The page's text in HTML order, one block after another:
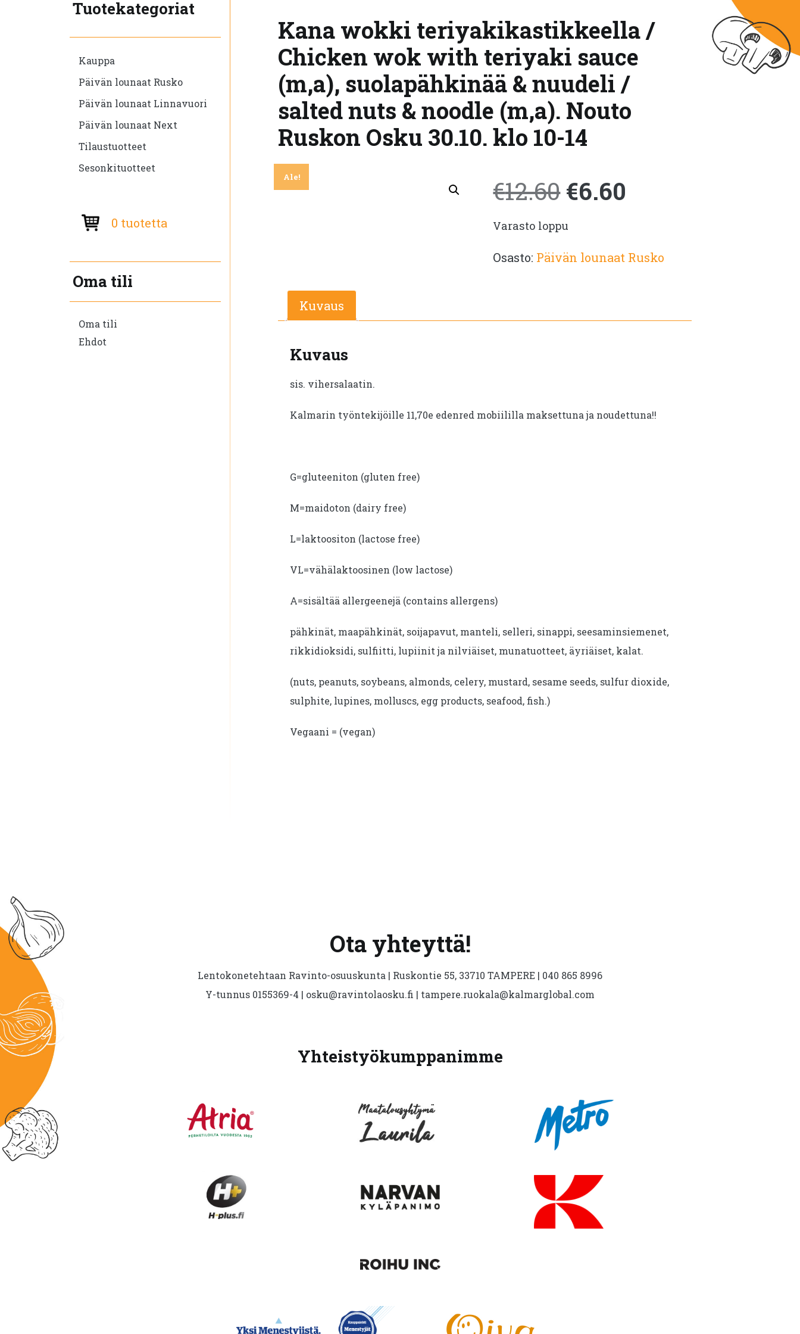
Tuotekategoriat
Kauppa
Päivän lounaat Rusko
Päivän lounaat Linnavuori
Päivän lounaat Next
Tilaustuotteet
Sesonkituotteet
0 tuotetta
Oma tili
Oma tili
Ehdot
Kana wokki teriyakikastikkeella /
Chicken wok with teriyaki sauce
(m,a), suolapähkinää & nuudeli /
salted nuts & noodle (m,a). Nouto
Ruskon Osku 30.10. klo 10-14
Ale! €12.60Alkuperäinen
hinta
€6.60
Varasto loppu
Osasto: Päivän lounaat Rusko
Kuvaus
Kuvaus
sis. vihersalaatin.
Kalmarin työntekijöille 11,70e edenred mobiililla maksettuna ja noudettuna!!
G=gluteeniton (gluten free)
M=maidoton (dairy free)
L=laktoositon (lactose free)
VL=vähälaktoosinen (low lactose)
A=sisältää allergeenejä (contains allergens)
pähkinät, maapähkinät, soijapavut, manteli, selleri, sinappi, seesaminsiemenet,
rikkidioksidi, sulfiitti, lupiinit ja nilviäiset, munatuotteet, äyriäiset, kalat.
(nuts, peanuts, soybeans, almonds, celery, mustard, sesame seeds, sulfur dioxide,
sulphite, lupines, molluscs, egg products, seafood, fish.)
Vegaani = (vegan)
Ota yhteyttä!
Lentokonetehtaan Ravinto-osuuskunta | Ruskontie 55, 33710 TAMPERE | 040 865 8996
Y-tunnus 0155369-4 | osku@ravintolaosku.fi | tampere.ruokala@kalmarglobal.com
Yhteistyökumppanimme